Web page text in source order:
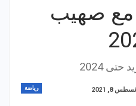
مع صهيب
2024
رياضة 8, 2021